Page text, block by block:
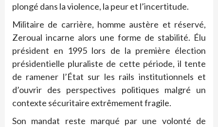
plongé dans la violence, la peur et l’incertitude.
Militaire de carrière, homme austère et réservé,
Zeroual incarne alors une forme de stabilité. Élu
président en 1995 lors de la première élection
présidentielle pluraliste de cette période, il tente
de ramener l’État sur les rails institutionnels et
d’ouvrir des perspectives politiques malgré un
contexte sécuritaire extrêmement fragile.
Son mandat reste marqué par une volonté de